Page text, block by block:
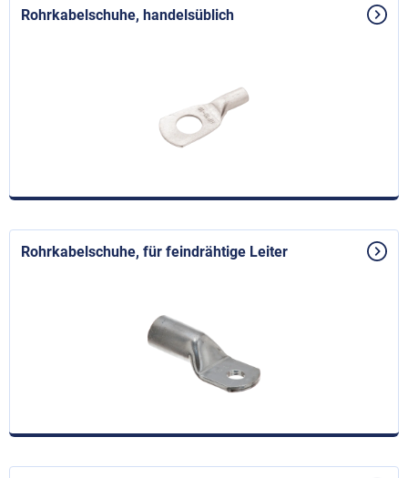
Rohrkabelschuhe, handelsüblich
Rohrkabelschuhe, für feindrähtige Leiter